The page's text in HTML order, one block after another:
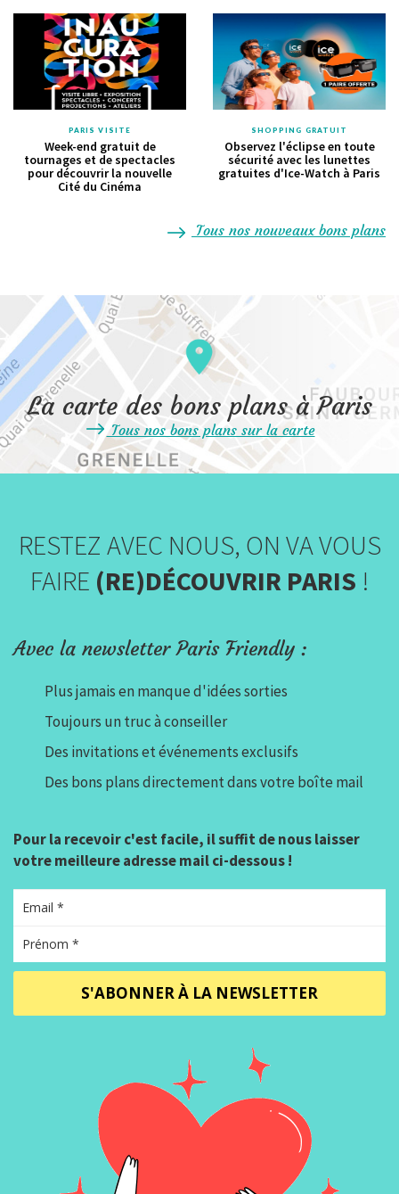
PARIS VISITE
Week-end gratuit de
tournages et de spectacles
pour découvrir la nouvelle
Cité du Cinéma
SHOPPING GRATUIT
Observez l'éclipse en toute
sécurité avec les lunettes
gratuites d'Ice-Watch à Paris
Tous nos nouveaux bons plans
La carte des bons plans à Paris
Tous nos bons plans sur la carte
RESTEZ AVEC NOUS, ON VA VOUS
FAIRE (RE)DÉCOUVRIR PARIS !
Avec la newsletter Paris Friendly :
Plus jamais en manque d'idées sorties
Toujours un truc à conseiller
Des invitations et événements exclusifs
Des bons plans directement dans votre boîte mail
Pour la recevoir c'est facile, il suffit de nous laisser
votre meilleure adresse mail ci-dessous !
S'ABONNER À LA NEWSLETTER